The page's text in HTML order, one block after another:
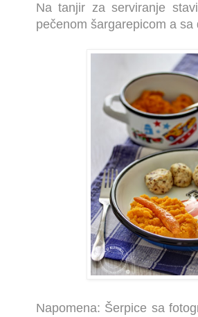
Na tanjir za serviranje
pečenom šargarepicom a
Napomena: Šerpice sa